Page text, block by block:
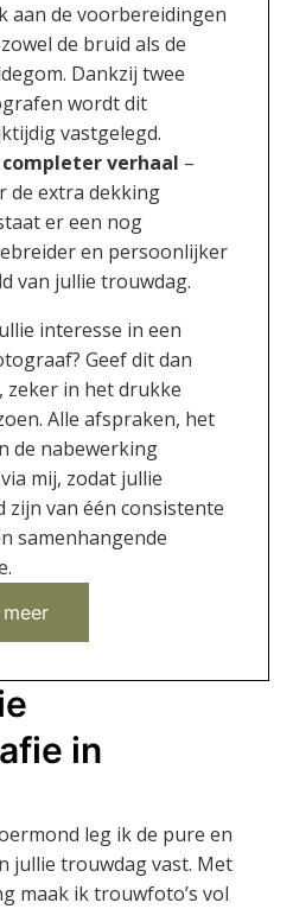
aan de voorbereidingen
de bruid als de
Dankzij twee
wordt dit
vastgelegd.
completer verhaal –
de extra dekking
er een nog
en persoonlijker
van jullie trouwdag.
interesse in een
Geef dit dan
zeker in het drukke
Alle afspraken, het
de nabewerking
mij, zodat jullie
zijn van één consistente
samenhangende
in
leg ik de pure en
jullie trouwdag vast. Met
maak ik trouwfoto’s vol